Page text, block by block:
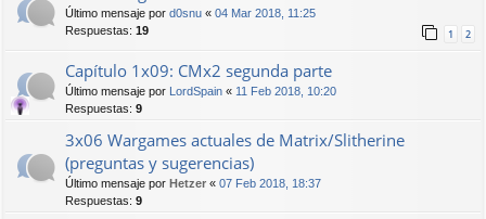
Último mensaje por d0snu « 04 Mar 2018, 11:25
Respuestas: 19 1 2
Capítulo 1x09: CMx2 segunda parte
Último mensaje por LordSpain « 11 Feb 2018, 10:20
Respuestas: 9
3x06 Wargames actuales de Matrix/Slitherine
(preguntas y sugerencias)
Último mensaje por Hetzer « 07 Feb 2018, 18:37
Respuestas: 9